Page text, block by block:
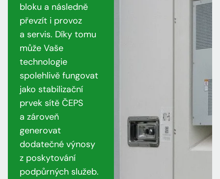
bloku a následně
převzít i provoz
a servis. Díky tomu
může Vaše
technologie
spolehlivě fungovat
jako stabilizační
prvek sítě ČEPS
a zároveň
generovat
dodatečné výnosy
z poskytování
podpůrných služeb.